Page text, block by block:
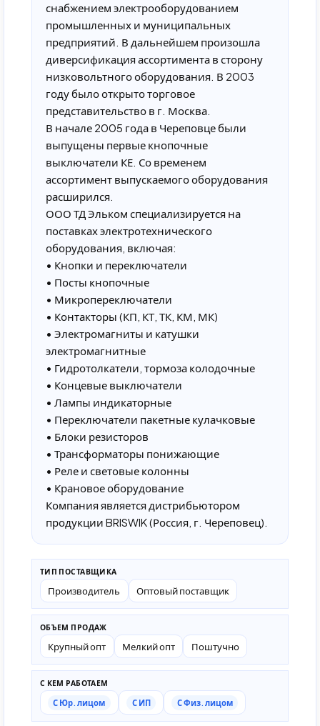
снабжением электрооборудованием
промышленных и муниципальных
предприятий. В дальнейшем произошла
диверсификация ассортимента в сторону
низковольтного оборудования. В 2003
году было открыто торговое
представительство в г. Москва.
В начале 2005 года в Череповце были
выпущены первые кнопочные
выключатели КЕ. Со временем
ассортимент выпускаемого оборудования
расширился.
ООО ТД Эльком специализируется на
поставках электротехнического
оборудования, включая:
• Кнопки и переключатели
• Посты кнопочные
• Микропереключатели
• Контакторы (КП, КТ, ТК, КМ, МК)
• Электромагниты и катушки
электромагнитные
• Гидротолкатели, тормоза колодочные
• Концевые выключатели
• Лампы индикаторные
• Переключатели пакетные кулачковые
• Блоки резисторов
• Трансформаторы понижающие
• Реле и световые колонны
• Крановое оборудование
Компания является дистрибьютором
продукции BRISWIK (Россия, г. Череповец).
ТИП ПОСТАВЩИКА
Производитель Оптовый поставщик
ОБЪЕМ ПРОДАЖ
Крупный опт Мелкий опт Поштучно
С КЕМ РАБОТАЕМ
С Юр. лицом С ИП С Физ. лицом